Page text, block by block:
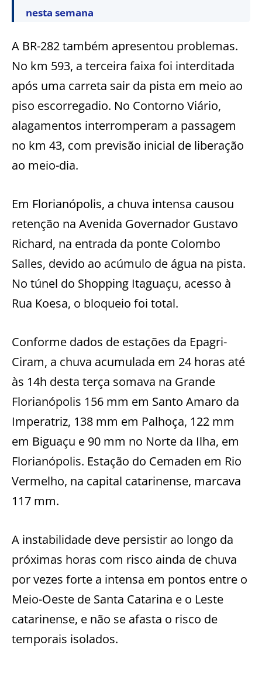
nesta semana
A BR-282 também apresentou problemas.
No km 593, a terceira faixa foi interditada
após uma carreta sair da pista em meio ao
piso escorregadio. No Contorno Viário,
alagamentos interromperam a passagem
no km 43, com previsão inicial de liberação
ao meio-dia.
Em Florianópolis, a chuva intensa causou
retenção na Avenida Governador Gustavo
Richard, na entrada da ponte Colombo
Salles, devido ao acúmulo de água na pista.
No túnel do Shopping Itaguaçu, acesso à
Rua Koesa, o bloqueio foi total.
Conforme dados de estações da Epagri-
Ciram, a chuva acumulada em 24 horas até
às 14h desta terça somava na Grande
Florianópolis 156 mm em Santo Amaro da
Imperatriz, 138 mm em Palhoça, 122 mm
em Biguaçu e 90 mm no Norte da Ilha, em
Florianópolis. Estação do Cemaden em Rio
Vermelho, na capital catarinense, marcava
117 mm.
A instabilidade deve persistir ao longo da
próximas horas com risco ainda de chuva
por vezes forte a intensa em pontos entre o
Meio-Oeste de Santa Catarina e o Leste
catarinense, e não se afasta o risco de
temporais isolados.